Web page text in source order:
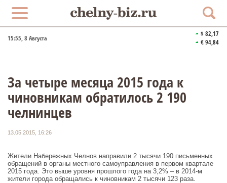
15:55, 8 Августа
$ 82,17
€ 94,84
За четыре месяца 2015 года к
чиновникам обратилось 2 190
челнинцев
13.05.2015, 16:26
Жители Набережных Челнов направили 2 тысячи 190 письменных
обращений в органы местного самоуправления в первом квартале
2015 года. Это выше уровня прошлого года на 3,2% – в 2014-м
жители города обращались к чиновникам 2 тысячи 123 раза.